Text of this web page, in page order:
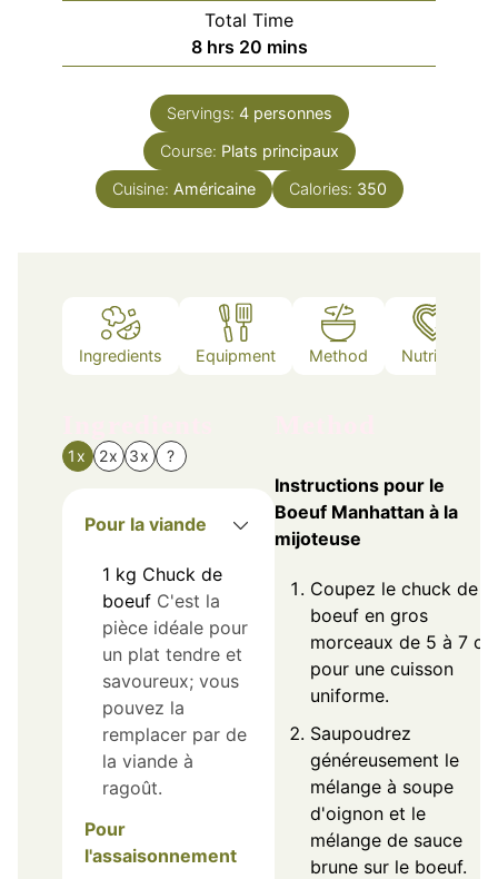
Total Time
8hours
hrs 20minutes
mins
Servings: 4 personnes
Course: Plats principaux
Cuisine: Américaine Calories: 350
Ingredients Equipment Method Nutrition
1x 2x 3x ?
Pour la viande
1 kg Chuck de
boeuf C'est la
pièce idéale pour
un plat tendre et
savoureux; vous
pouvez la
remplacer par de
la viande à
ragoût.
Pour
l'assaisonnement
Instructions pour le
Boeuf Manhattan à la
mijoteuse
Coupez le chuck de
boeuf en gros
morceaux de 5 à 7 cm
pour une cuisson
uniforme.
Saupoudrez
généreusement le
mélange à soupe
d'oignon et le
mélange de sauce
brune sur le boeuf.